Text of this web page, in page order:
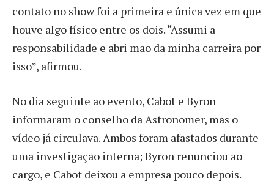
contato no show foi a primeira e única vez em que
houve algo físico entre os dois. “Assumi a
responsabilidade e abri mão da minha carreira por
isso”, afirmou.
No dia seguinte ao evento, Cabot e Byron
informaram o conselho da Astronomer, mas o
vídeo já circulava. Ambos foram afastados durante
uma investigação interna; Byron renunciou ao
cargo, e Cabot deixou a empresa pouco depois.